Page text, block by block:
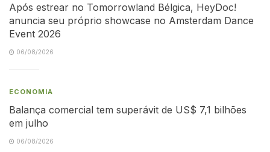
Após estrear no Tomorrowland Bélgica, HeyDoc!
anuncia seu próprio showcase no Amsterdam Dance
Event 2026
06/08/2026
ECONOMIA
Balança comercial tem superávit de US$ 7,1 bilhões
em julho
06/08/2026